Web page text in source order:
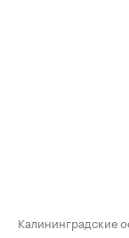
Калининградские